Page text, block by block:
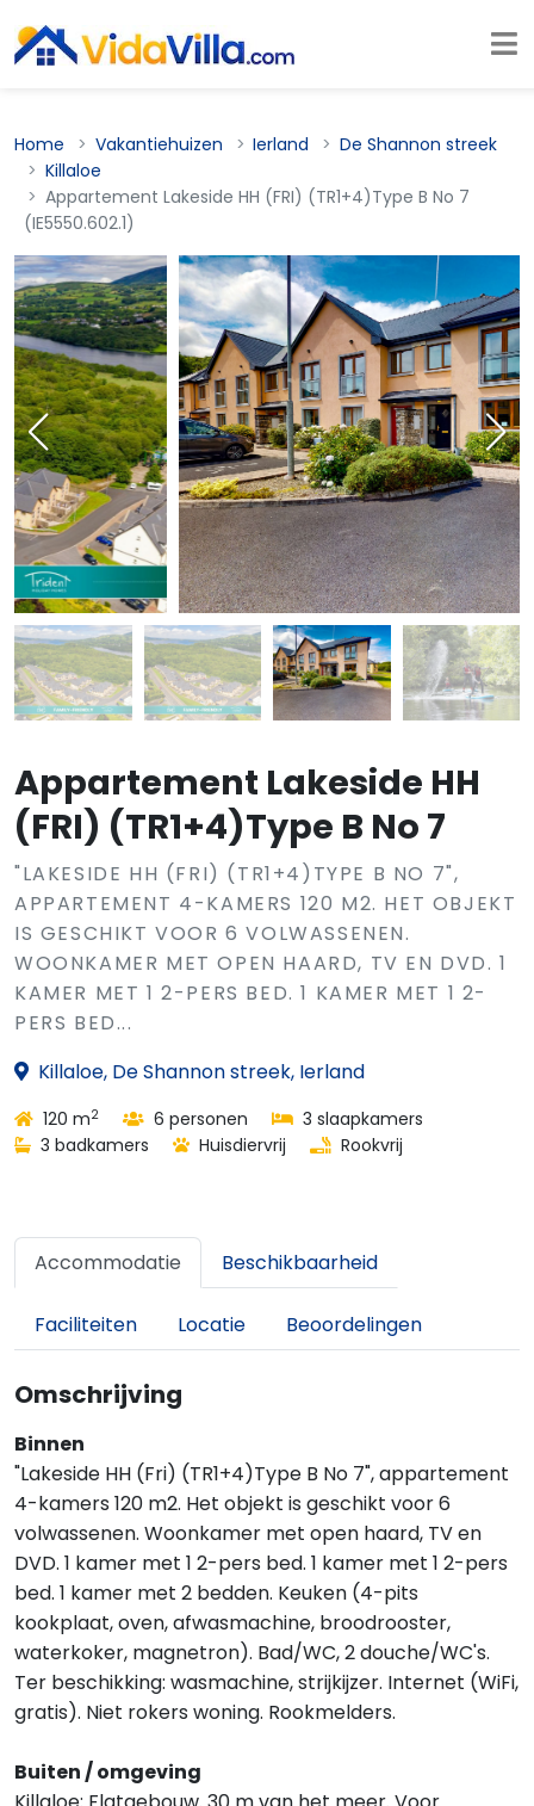
Home Vakantiehuizen Ierland
De Shannon streek
Killaloe
Appartement Lakeside HH (FRI) (TR1+4)Type B No 7
(IE5550.602.1)
Appartement Lakeside HH
(FRI) (TR1+4)Type B No 7
"LAKESIDE HH (FRI) (TR1+4)TYPE B NO 7",
APPARTEMENT 4-KAMERS 120 M2. HET OBJEKT
IS GESCHIKT VOOR 6 VOLWASSENEN.
WOONKAMER MET OPEN HAARD, TV EN DVD. 1
KAMER MET 1 2-PERS BED. 1 KAMER MET 1 2-
PERS BED...
Killaloe, De Shannon streek, Ierland
120 m2 6 personen
3 slaapkamers
3 badkamers
Huisdiervrij Rookvrij
Accommodatie Beschikbaarheid
Faciliteiten Locatie Beoordelingen
Omschrijving
Binnen
"Lakeside HH (Fri) (TR1+4)Type B No 7", appartement
4-kamers 120 m2. Het objekt is geschikt voor 6
volwassenen. Woonkamer met open haard, TV en
DVD. 1 kamer met 1 2-pers bed. 1 kamer met 1 2-pers
bed. 1 kamer met 2 bedden. Keuken (4-pits
kookplaat, oven, afwasmachine, broodrooster,
waterkoker, magnetron). Bad/WC, 2 douche/WC's.
Ter beschikking: wasmachine, strijkijzer. Internet (WiFi,
gratis). Niet rokers woning. Rookmelders.
Buiten / omgeving